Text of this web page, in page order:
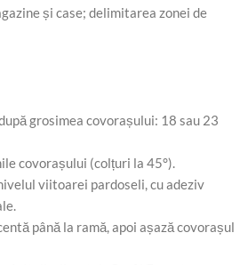
și case; delimitarea zonei de
grosimea covorașului: 18 sau 23
covorașului (colțuri la 45°).
viitoarei pardoseli, cu adeziv
până la ramă, apoi așază covorașul